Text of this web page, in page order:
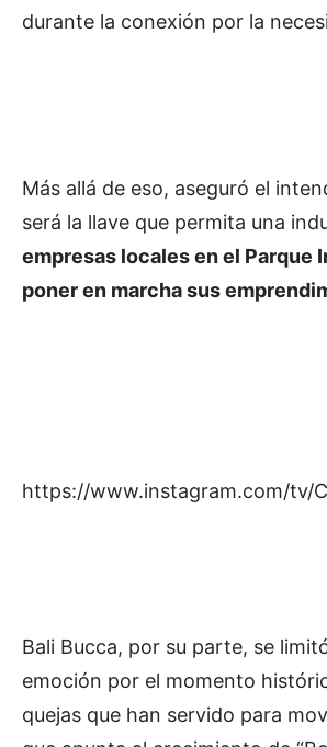
durante la conexión por la
Más allá de eso, aseguró el
será la llave que permita una
empresas locales en el Parque
poner en marcha sus
https://www.instagram.com/tv/
Bali Bucca, por su parte, se
emoción por el momento
quejas que han servido para